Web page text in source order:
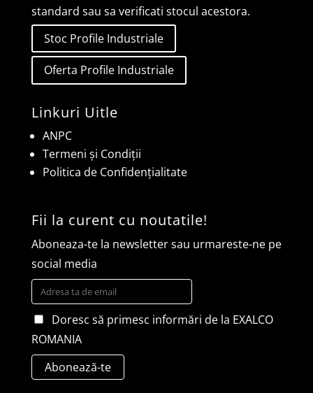
standard sau sa verificati stocul acestora.
Stoc Profile Industriale
Oferta Profile Industriale
Linkuri Uitle
ANPC
Termeni și Condiții
Politica de Confidențialitate
Fii la curent cu noutatile!
Aboneaza-te la newsletter sau urmareste-ne pe
social media
Doresc să primesc informări de la EXALCO
ROMANIA